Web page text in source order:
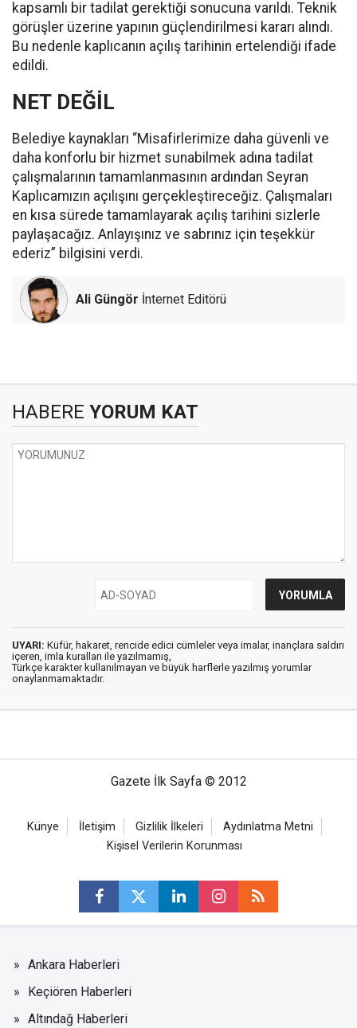
kapsamlı bir tadilat gerektiği sonucuna varıldı. Teknik
görüşler üzerine yapının güçlendirilmesi kararı alındı.
Bu nedenle kaplıcanın açılış tarihinin ertelendiği ifade
edildi.
NET DEĞİL
Belediye kaynakları “Misafirlerimize daha güvenli ve
daha konforlu bir hizmet sunabilmek adına tadilat
çalışmalarının tamamlanmasının ardından Seyran
Kaplıcamızın açılışını gerçekleştireceğiz. Çalışmaları
en kısa sürede tamamlayarak açılış tarihini sizlerle
paylaşacağız. Anlayışınız ve sabrınız için teşekkür
ederiz” bilgisini verdi.
Ali Güngör İnternet Editörü
HABERE YORUM KAT
UYARI: Küfür, hakaret, rencide edici cümleler veya imalar, inançlara saldırı
içeren, imla kuralları ile yazılmamış,
Türkçe karakter kullanılmayan ve büyük harflerle yazılmış yorumlar
onaylanmamaktadır.
Gazete İlk Sayfa © 2012
Künye İletişim Gizlilik İlkeleri
Aydınlatma Metni
Kişisel Verilerin Korunması
Ankara Haberleri
Keçiören Haberleri
Altındağ Haberleri